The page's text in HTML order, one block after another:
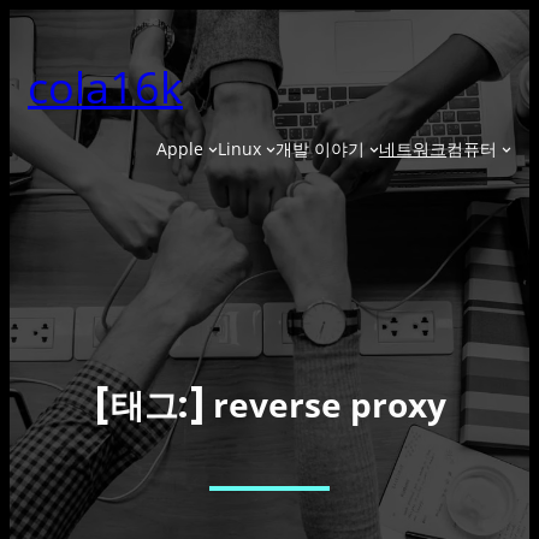
콘
츠
바
로
cola16k
Apple Linux 개발 이야기 네트워크컴퓨터
[태그:] reverse proxy